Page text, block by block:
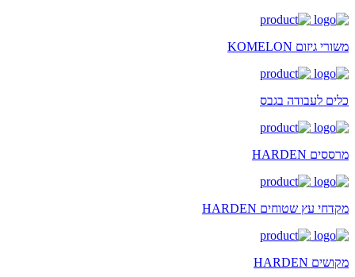
משורי גיזום KOMELON
כלים לעבודה בגבס
מרססים HARDEN
מקדחי עץ שטוחים HARDEN
מקושים HARDEN